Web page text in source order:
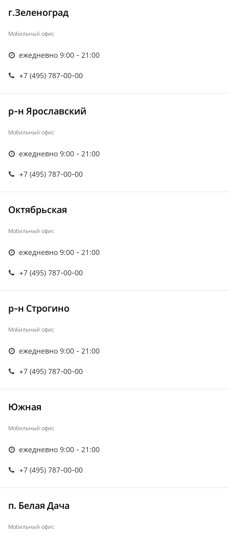
г.Зеленоград
Мобильный офис
ежедневно 9:00 - 21:00
+7 (495) 787-00-00
р-н Ярославский
Мобильный офис
ежедневно 9:00 - 21:00
+7 (495) 787-00-00
Октябрьская
Мобильный офис
ежедневно 9:00 - 21:00
+7 (495) 787-00-00
р-н Строгино
Мобильный офис
ежедневно 9:00 - 21:00
+7 (495) 787-00-00
Южная
Мобильный офис
ежедневно 9:00 - 21:00
+7 (495) 787-00-00
п. Белая Дача
Мобильный офис